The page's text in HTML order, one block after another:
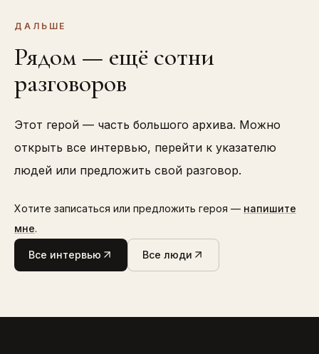
ДАЛЬШЕ
Рядом — ещё сотни
разговоров
Этот герой — часть большого архива. Можно
открыть все интервью, перейти к указателю
людей или предложить свой разговор.
Хотите записаться или предложить героя — напишите
мне.
Все интервью Все люди